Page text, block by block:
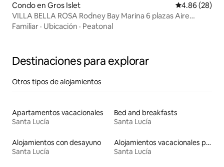
Condo en Gros Islet Calificación
4.86 (28)
VILLA BELLA ROSA Rodney Bay Marina 6 plazas Aire
acondicionado completo
Familiar · Ubicación · Peatonal
Destinaciones para explorar
Otros tipos de alojamientos
Apartamentos vacacionales
Santa Lucía
Bed and breakfasts
Santa Lucía
Alojamientos con desayuno
Santa Lucía
Alojamientos vacacionales para familias
Santa Lucía